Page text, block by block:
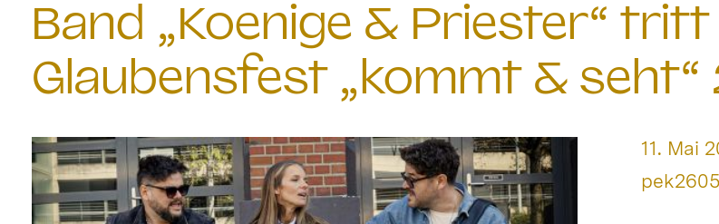
Band „Koenige & Priester“
Glaubensfest „kommt &
Datum:
11. Mai
Von: